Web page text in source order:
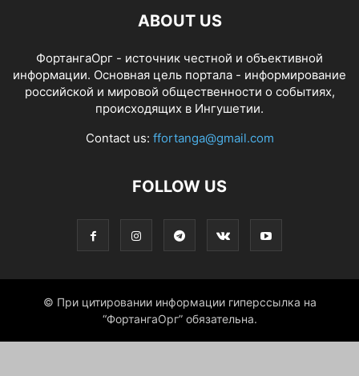
ABOUT US
ФортангаОрг - источник честной и объективной
информации. Основная цель портала - информирование
российской и мировой общественности о событиях,
происходящих в Ингушетии.
Contact us: ffortanga@gmail.com
FOLLOW US
© При цитировании информации гиперссылка на
“ФортангаОрг” обязательна.